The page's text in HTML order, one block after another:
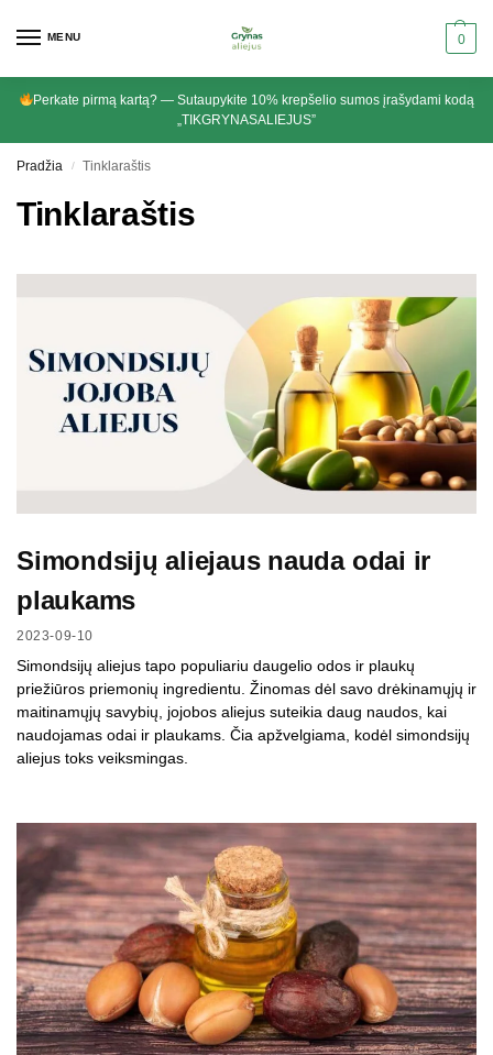
MENU 0
Perkate pirmą kartą? — Sutaupykite 10% krepšelio sumos įrašydami kodą
„TIKGRYNASALIEJUS”
Pradžia / Tinklaraštis
Tinklaraštis
Simondsijų aliejaus nauda odai ir
plaukams
2023-09-10
Simondsijų aliejus tapo populiariu daugelio odos ir plaukų
priežiūros priemonių ingredientu. Žinomas dėl savo drėkinamųjų ir
maitinamųjų savybių, jojobos aliejus suteikia daug naudos, kai
naudojamas odai ir plaukams. Čia apžvelgiama, kodėl simondsijų
aliejus toks veiksmingas.